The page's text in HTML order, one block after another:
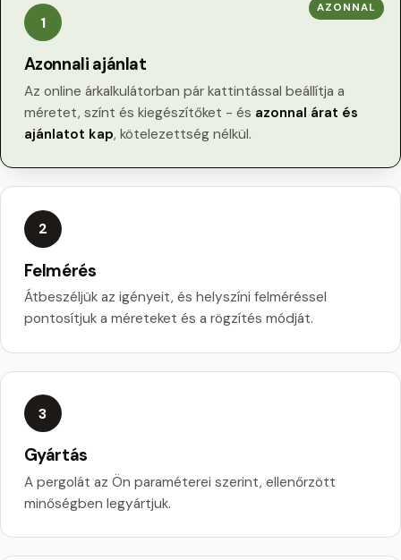
1
AZONNAL
Azonnali ajánlat
Az online árkalkulátorban pár kattintással beállítja a
méretet, színt és kiegészítőket - és azonnal árat és
ajánlatot kap, kötelezettség nélkül.
2
Felmérés
Átbeszéljük az igényeit, és helyszíni felméréssel
pontosítjuk a méreteket és a rögzítés módját.
3
Gyártás
A pergolát az Ön paraméterei szerint, ellenőrzött
minőségben legyártjuk.